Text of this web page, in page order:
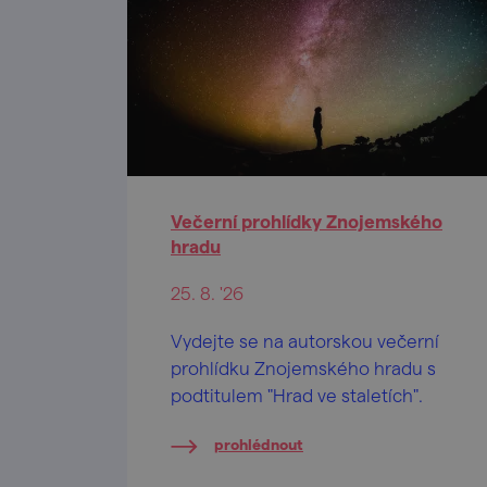
Večerní prohlídky Znojemského
hradu
25. 8. '26
Vydejte se na autorskou večerní
prohlídku Znojemského hradu s
podtitulem "Hrad ve staletích".
prohlédnout